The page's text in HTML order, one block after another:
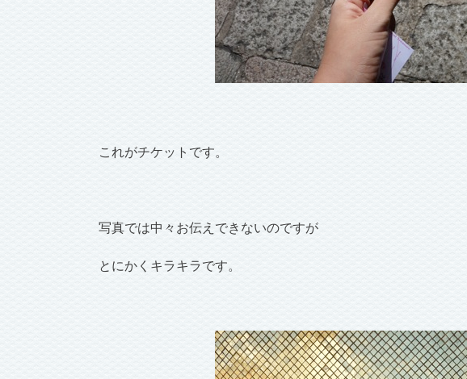
これがチケットです。
写真では中々お伝えできないのですが
とにかくキラキラです。